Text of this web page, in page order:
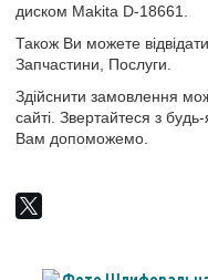
диском Makita D-18661.
Також Ви можете
Запчастини, Послуги.
Здійснити замовлення
сайті. Звертайтеся з
Вам допоможемо.